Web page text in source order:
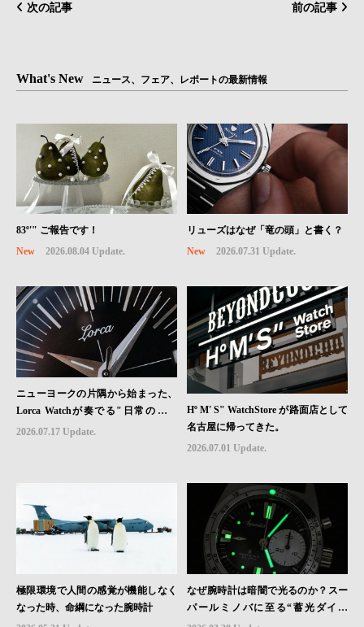
次の記事 前の記事
What's New ニュース、フェア、レポートの最新情報
83º'" ご報告です！
New
2026.08.04 Update.
リューズはなぜ「竜の頭」と書く？
New
2026.07.31 Update.
ニューヨークの片隅から始まった、
Lorca Watchが奏でる"日常のロマ
ン"｜Brand Picks #08
2026.07.17 Update.
Hº M' S" WatchStore が路面店として
名古屋に帰ってきた。
2026.07.01 Update.
極限環境で人間の感覚が機能しなく
なった時、命綱になった腕時計
なぜ腕時計は暗闇で光るのか？スー
パールミノバに至る“蓄光ダイヤ
ル”の進化と物語